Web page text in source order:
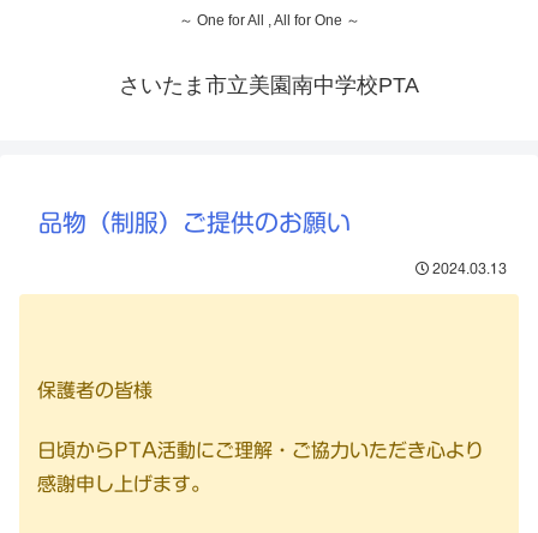
～ One for All , All for One ～
さいたま市立美園南中学校PTA
品物（制服）ご提供のお願い
2024.03.13
保護者の皆様
日頃からPTA活動にご理解・ご協力いただき心より
感謝申し上げます。